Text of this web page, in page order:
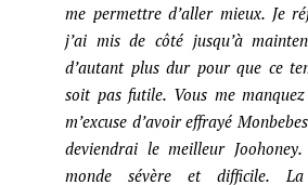
me permettre d’aller mieux. Je
j’ai mis de côté jusqu’à
d’autant plus dur pour que ce
soit pas futile. Vous me
m’excuse d’avoir effrayé
deviendrai le meilleur
monde sévère et difficile.